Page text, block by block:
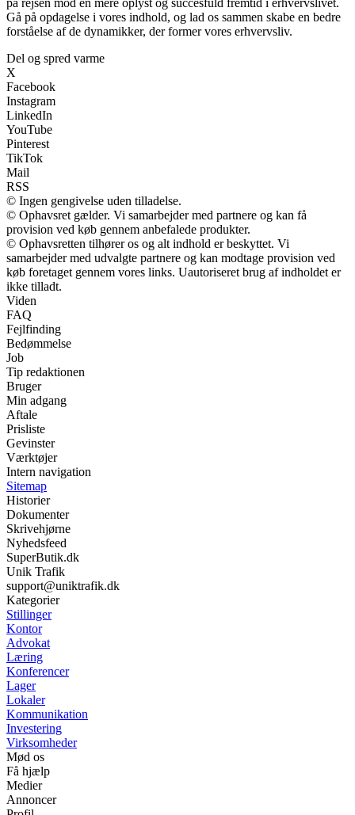
Gå på opdagelse i vores indhold, og lad os sammen skabe en bedre
forståelse af de dynamikker, der former vores erhvervsliv.
Del og spred varme
X
Facebook
Instagram
LinkedIn
YouTube
Pinterest
TikTok
Mail
RSS
© Ingen gengivelse uden tilladelse.
© Ophavsret gælder. Vi samarbejder med partnere og kan få
provision ved køb gennem anbefalede produkter.
© Ophavsretten tilhører os og alt indhold er beskyttet. Vi
samarbejder med udvalgte partnere og kan modtage provision ved
køb foretaget gennem vores links. Uautoriseret brug af indholdet er
ikke tilladt.
Viden
FAQ
Fejlfinding
Bedømmelse
Job
Tip redaktionen
Bruger
Min adgang
Aftale
Prisliste
Gevinster
Værktøjer
Intern navigation
Sitemap
Historier
Dokumenter
Skrivehjørne
Nyhedsfeed
SuperButik.dk
Unik Trafik
support@uniktrafik.dk
Kategorier
Stillinger
Kontor
Advokat
Læring
Konferencer
Lager
Lokaler
Kommunikation
Investering
Virksomheder
Mød os
Få hjælp
Medier
Annoncer